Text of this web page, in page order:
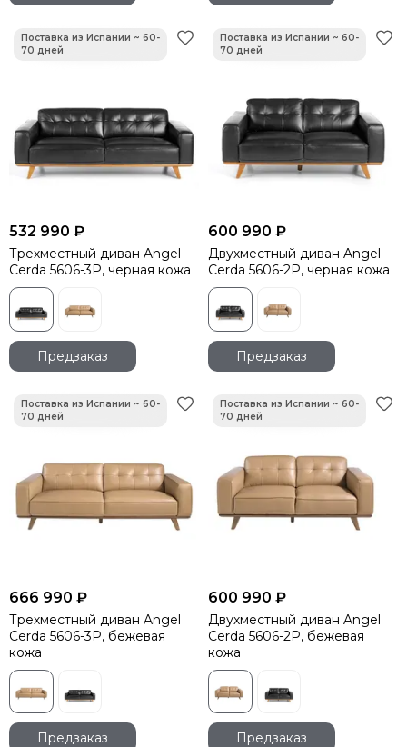
532 990 ₽
Трехместный диван Angel
Cerda 5606-3P, черная кожа
Предзаказ
600 990 ₽
Двухместный диван Angel
Cerda 5606-2P, черная кожа
Предзаказ
666 990 ₽
Трехместный диван Angel
Cerda 5606-3P, бежевая
кожа
Предзаказ
600 990 ₽
Двухместный диван Angel
Cerda 5606-2P, бежевая
кожа
Предзаказ